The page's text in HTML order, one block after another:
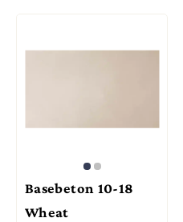
Basebeton 10-18
Wheat